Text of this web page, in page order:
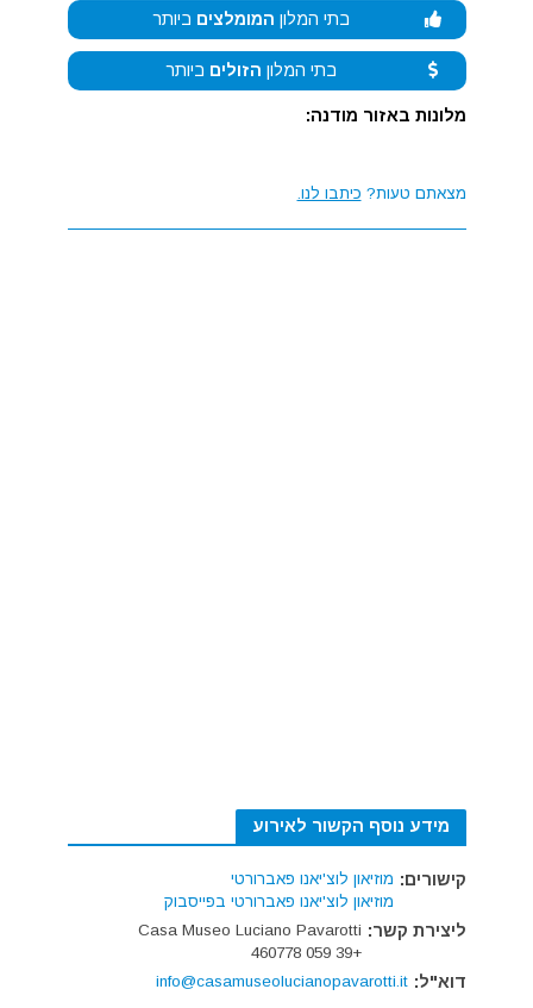
בתי המלון המומלצים ביותר
בתי המלון הזולים ביותר
מלונות באזור מודנה:
מצאתם טעות? כיתבו לנו.
מידע נוסף הקשור לאירוע
קישורים: מוזיאון לוצ'יאנו פאברורטי
מוזיאון לוצ'יאנו פאברורטי בפייסבוק
ליצירת קשר: Casa Museo Luciano Pavarotti
+39 059 460778
דוא"ל: info@casamuseolucianopavarotti.it